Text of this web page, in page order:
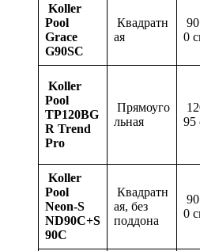
Koller
Pool
Grace
G90SC
Квадратн
ая
0
Koller
Pool
TP120BG
R Trend
Pro
Прямоуго
льная
95
Koller
Pool
Neon-S
ND90C+S
90C
Квадратн
ая, без
поддона
0